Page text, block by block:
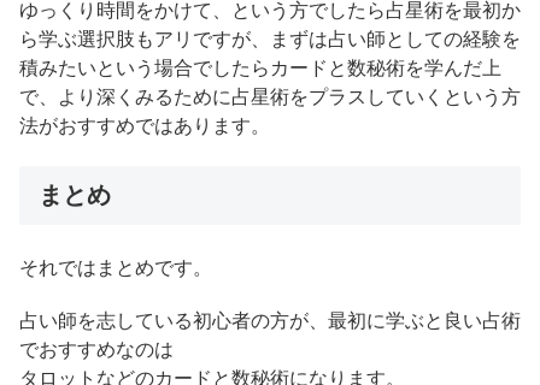
ゆっくり時間をかけて、という方でしたら占星術を最初か
ら学ぶ選択肢もアリですが、まずは占い師としての経験を
積みたいという場合でしたらカードと数秘術を学んだ上
で、より深くみるために占星術をプラスしていくという方
法がおすすめではあります。
まとめ
それではまとめです。
占い師を志している初心者の方が、最初に学ぶと良い占術
でおすすめなのは
タロットなどのカードと数秘術になります。